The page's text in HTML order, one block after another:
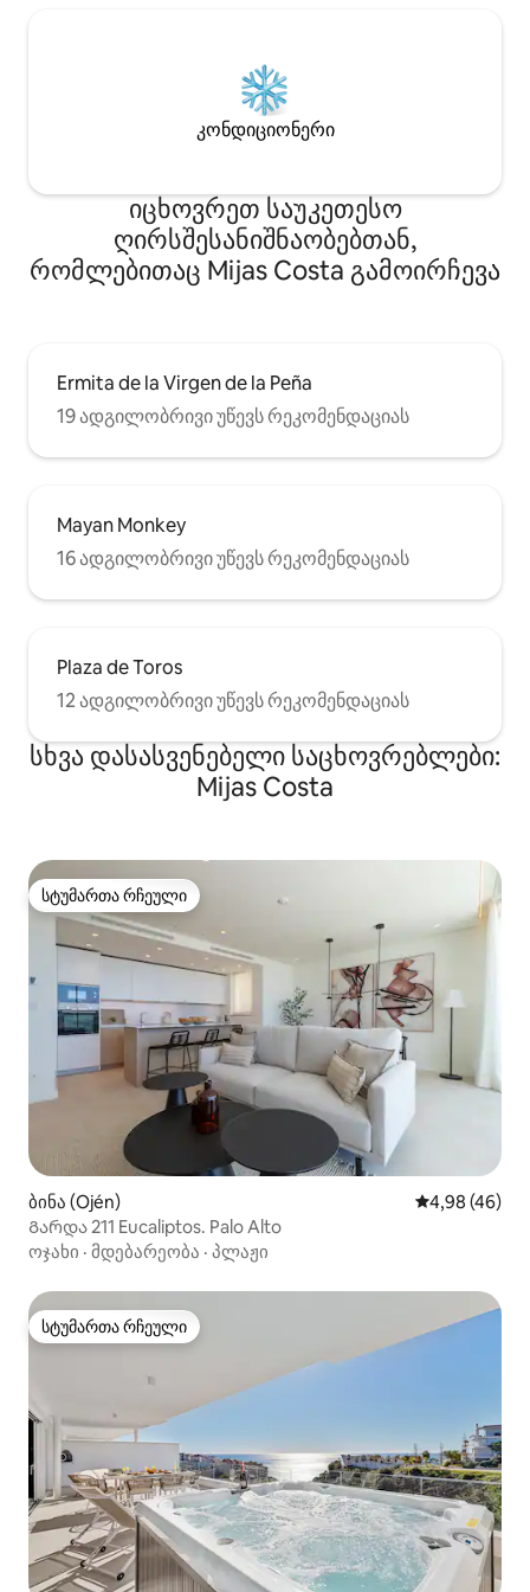
კონდიციონერი
იცხოვრეთ საუკეთესო
ღირსშესანიშნაობებთან,
რომლებითაც Mijas Costa გამოირჩევა
Ermita de la Virgen de la Peña
19 ადგილობრივი უწევს რეკომენდაციას
Mayan Monkey
16 ადგილობრივი უწევს რეკომენდაციას
Plaza de Toros
12 ადგილობრივი უწევს რეკომენდაციას
სხვა დასასვენებელი საცხოვრებლები:
Mijas Costa
სტუმართა რჩეული
სტუმართა რჩეული
ბინა (Ojén) საშუალო
4,98 (46)
Გარდა 211 Eucaliptos. Palo Alto
ოჯახი · მდებარეობა · პლაჟი
სტუმართა რჩეული
სტუმართა რჩეული